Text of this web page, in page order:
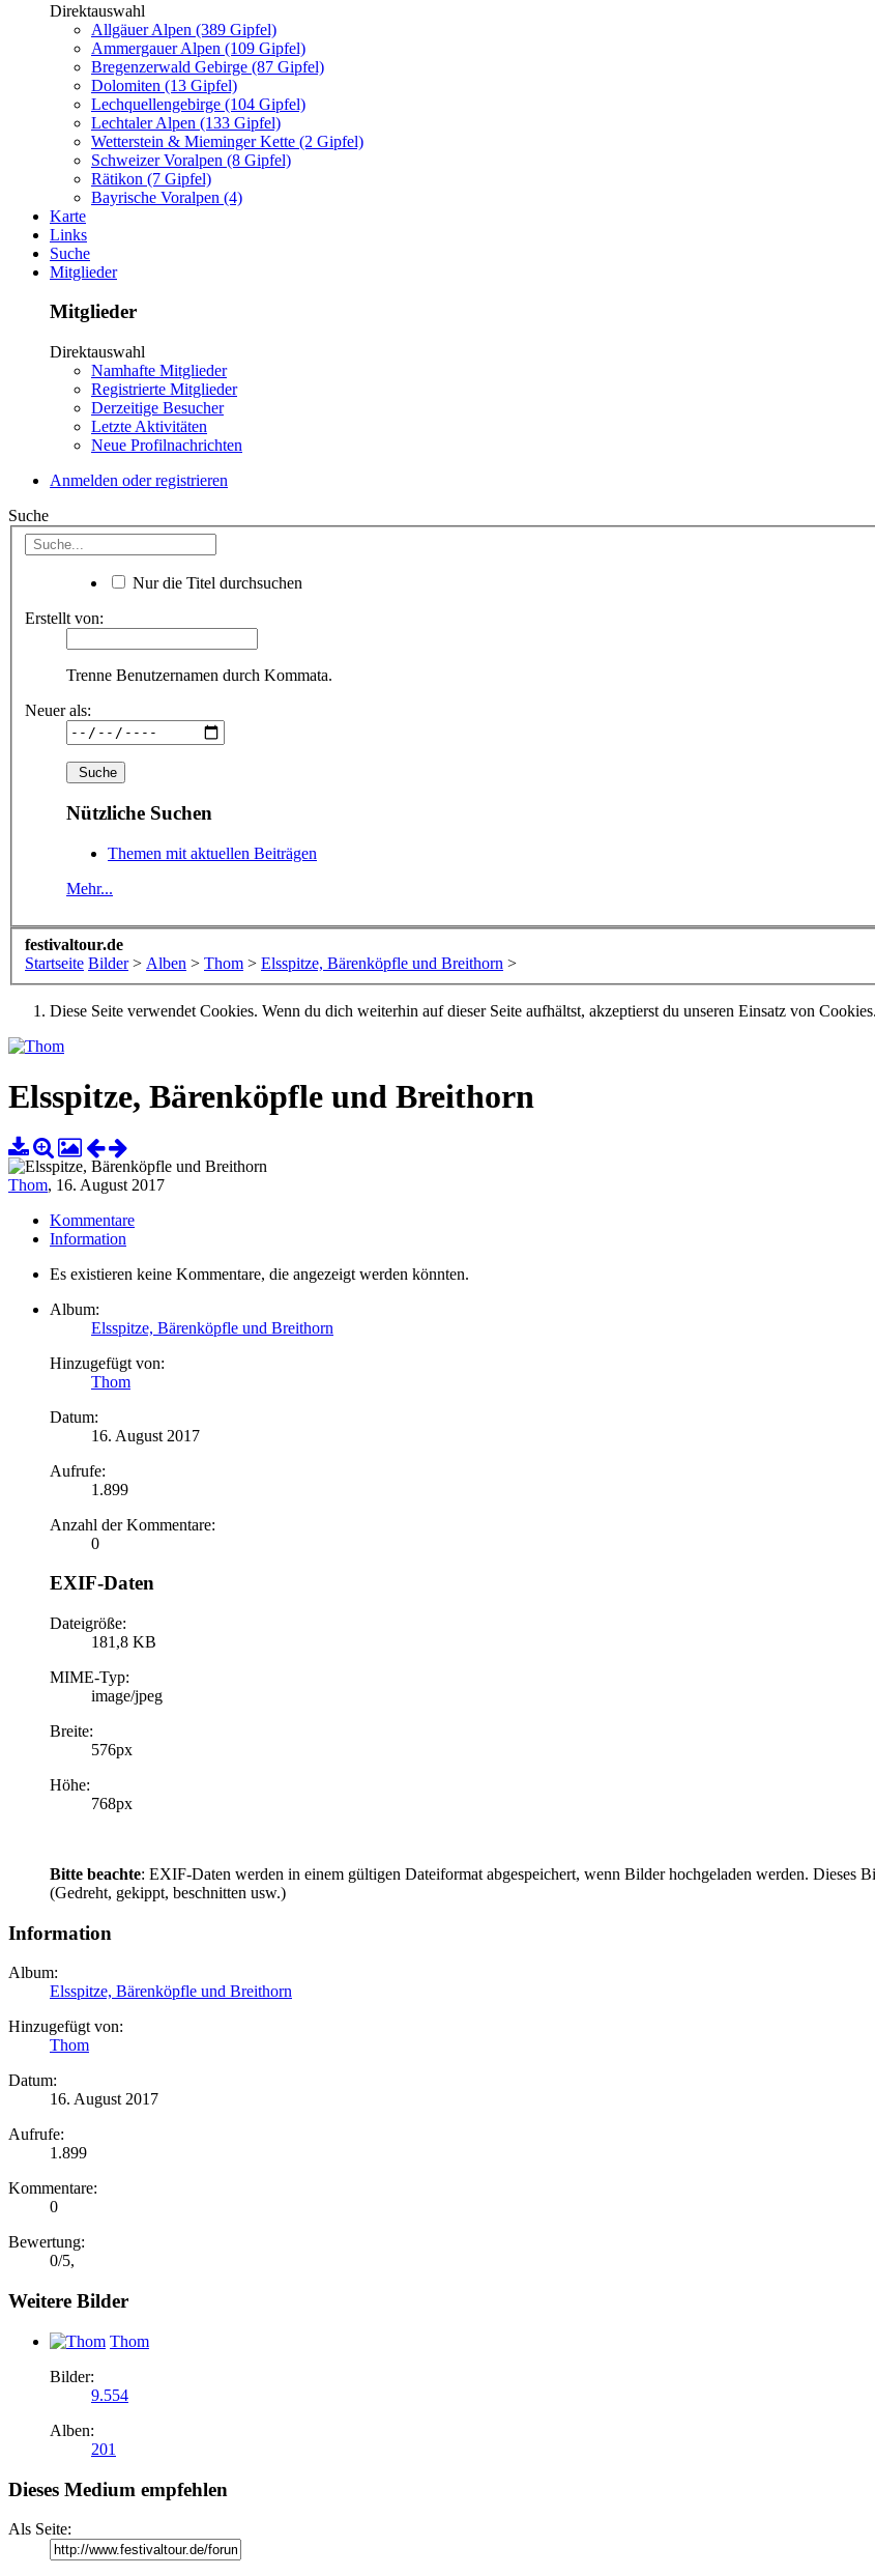
Direktauswahl
Allgäuer Alpen (389 Gipfel)
Ammergauer Alpen (109 Gipfel)
Bregenzerwald Gebirge (87 Gipfel)
Dolomiten (13 Gipfel)
Lechquellengebirge (104 Gipfel)
Lechtaler Alpen (133 Gipfel)
Wetterstein & Mieminger Kette (2 Gipfel)
Schweizer Voralpen (8 Gipfel)
Rätikon (7 Gipfel)
Bayrische Voralpen (4)
Karte
Links
Suche
Mitglieder
Mitglieder
Direktauswahl
Namhafte Mitglieder
Registrierte Mitglieder
Derzeitige Besucher
Letzte Aktivitäten
Neue Profilnachrichten
Anmelden oder registrieren
Suche
Nur die Titel durchsuchen
Erstellt von:
Trenne Benutzernamen durch Kommata.
Neuer als:
Nützliche Suchen
Themen mit aktuellen Beiträgen
Mehr...
festivaltour.de
Startseite Bilder > Alben > Thom > Elsspitze, Bärenköpfle und Breithorn >
Diese Seite verwendet Cookies. Wenn du dich weiterhin auf dieser Seite aufhältst, akzeptierst du unseren Einsatz von Cookies.
Elsspitze, Bärenköpfle und Breithorn
Thom, 16. August 2017
Kommentare
Information
Es existieren keine Kommentare, die angezeigt werden könnten.
Album:
Elsspitze, Bärenköpfle und Breithorn
Hinzugefügt von:
Thom
Datum:
16. August 2017
Aufrufe:
1.899
Anzahl der Kommentare:
0
EXIF-Daten
Dateigröße:
181,8 KB
MIME-Typ:
image/jpeg
Breite:
576px
Höhe:
768px
Bitte beachte: EXIF-Daten werden in einem gültigen Dateiformat abgespeichert, wenn Bilder hochgeladen werden. Dieses
(Gedreht, gekippt, beschnitten usw.)
Information
Album:
Elsspitze, Bärenköpfle und Breithorn
Hinzugefügt von:
Thom
Datum:
16. August 2017
Aufrufe:
1.899
Kommentare:
0
Bewertung:
0/5,
Weitere Bilder
Thom
Bilder:
9.554
Alben:
201
Dieses Medium empfehlen
Als Seite: